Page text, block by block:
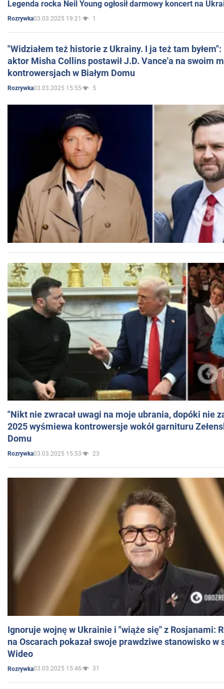
Legenda rocka Neil Young ogłosił darmowy koncert na
Rozrywka03.03.2025 19:21 1
"Widziałem też historie z Ukrainy. I ja też tam
aktor Misha Collins postawił J.D. Vance'a na swoim
kontrowersjach w Białym Domu
Rozrywka03.03.2025 15:55 5
"Nikt nie zwracał uwagi na moje ubrania, dopóki nie
2025 wyśmiewa kontrowersje wokół garnituru
Domu
Rozrywka03.03.2025 15:53 23
Ignoruje wojnę w Ukrainie i "wiąże się" z Rosjanami:
na Oscarach pokazał swoje prawdziwe stanowisko w
Wideo
Rozrywka03.03.2025 15:46 31